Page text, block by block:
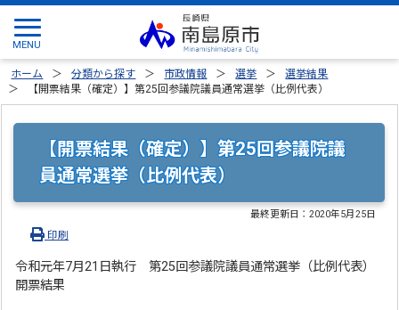
ホーム 分類から探す 市政情報 選挙
選挙結果
【開票結果（確定）】第25回参議院議員通常選挙（比例代表）
【開票結果（確定）】第25回参議院議
員通常選挙（比例代表）
最終更新日：2020年5月25日
印刷
令和元年7月21日執行 第25回参議院議員通常選挙（比例代表）
開票結果